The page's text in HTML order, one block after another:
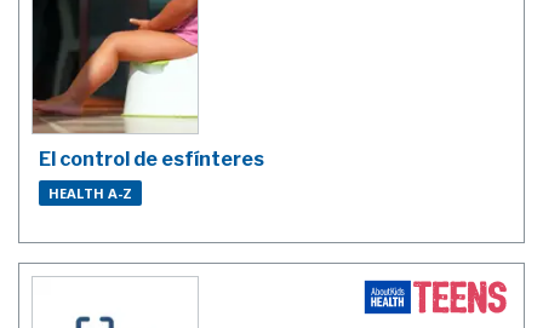
El control de esfínteres
HEALTH A-Z